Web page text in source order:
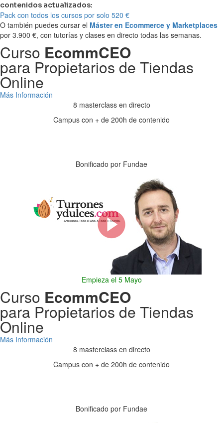
contenidos actualizados:
Pack con todos los cursos por solo 520 €
O también puedes cursar el Máster en Ecommerce y Marketplaces
por 3.900 €, con tutorías y clases en directo todas las semanas.
Curso EcommCEO
para Propietarios de Tiendas
Online
Más Información
8 masterclass en directo
Campus con + de 200h de contenido
Bonificado por Fundae
Empieza el 5 Mayo
Curso EcommCEO
para Propietarios de Tiendas
Online
Más Información
8 masterclass en directo
Campus con + de 200h de contenido
Bonificado por Fundae